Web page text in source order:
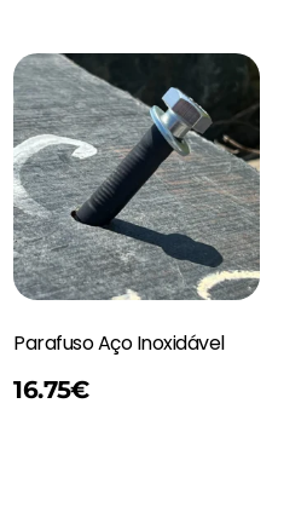
Parafuso Aço Inoxidável
16.75€